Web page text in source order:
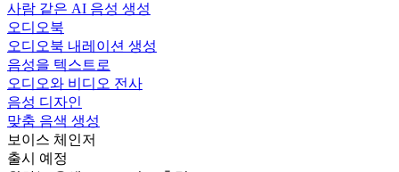
사람 같은 AI 음성 생성
오디오북
오디오북 내레이션 생성
음성을 텍스트로
오디오와 비디오 전사
음성 디자인
맞춤 음색 생성
보이스 체인저
출시 예정